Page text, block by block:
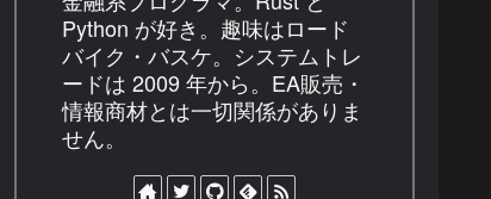
Python が好き。趣味はロード
バイク・バスケ。システムトレ
ードは 2009 年から。EA販売・
情報商材とは一切関係がありま
せん。